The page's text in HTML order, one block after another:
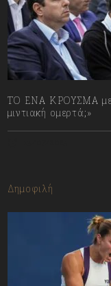
ΤΟ ΕΝΑ ΚΡΟΥΣΜΑ
μιντιακή ομερτά;»
Δημοφιλή